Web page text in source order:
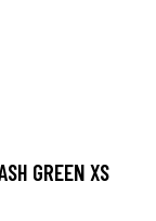
GREEN XS